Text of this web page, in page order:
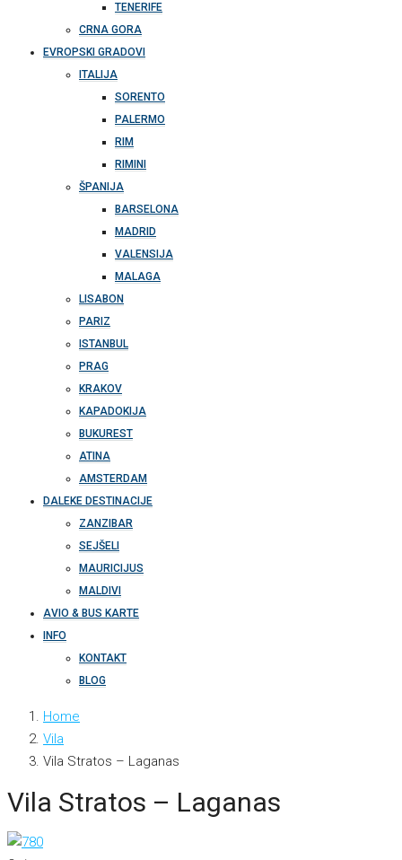
TENERIFE
CRNA GORA
EVROPSKI GRADOVI
ITALIJA
SORENTO
PALERMO
RIM
RIMINI
ŠPANIJA
BARSELONA
MADRID
VALENSIJA
MALAGA
LISABON
PARIZ
ISTANBUL
PRAG
KRAKOV
KAPADOKIJA
BUKUREST
ATINA
AMSTERDAM
DALEKE DESTINACIJE
ZANZIBAR
SEJŠELI
MAURICIJUS
MALDIVI
AVIO & BUS KARTE
INFO
KONTAKT
BLOG
Home
Vila
Vila Stratos – Laganas
Vila Stratos – Laganas